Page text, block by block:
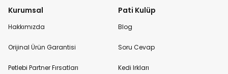
Kurumsal
Hakkımızda
Orijinal Ürün Garantisi
Petlebi Partner Fırsatları
Pati Kulüp
Blog
Soru Cevap
Kedi Irkları